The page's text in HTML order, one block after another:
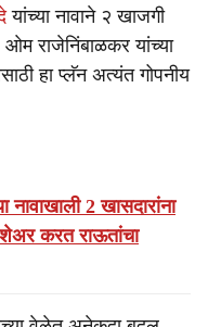
यांच्या नावाने २ खाजगी
ओम राजेनिंबाळकर यांच्या
हा प्लॅन अत्यंत गोपनीय
2 खासदारांना
करत राऊतांचा